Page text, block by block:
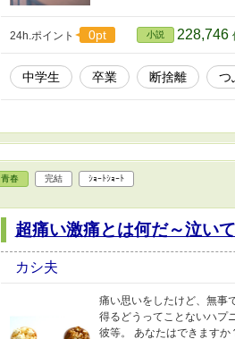
24h.ポイント 0pt 小説 228,746
中学生 卒業 断捨離 つ
青春 完結 ｼｮｰﾄｼｮｰﾄ
超痛い激痛とは何だ～泣い
カシ夫
痛い思いをしたけど、無事
得るどうってことないハプ
彼等。 あなたはできます